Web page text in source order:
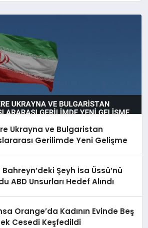
Ukrayna ve Bulgaristan
Gerilimde Yeni Gelişme
Bahreyn’deki Şeyh İsa Üssü’nü
ABD Unsurları Hedef Alındı
Orange’da Kadının Evinde Beş
Cesedi Keşfedildi